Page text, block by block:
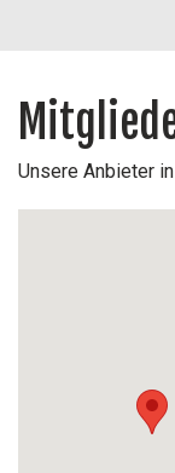
Unsere Anbieter